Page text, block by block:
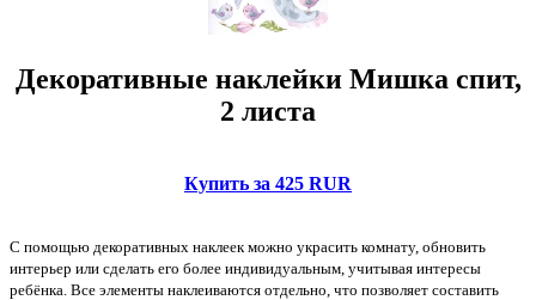
Декоративные наклейки Мишка спит,
2 листа
Купить за 425 RUR
С помощью декоративных наклеек можно украсить комнату, обновить
интерьер или сделать его более индивидуальным, учитывая интересы
ребёнка. Все элементы наклеиваются отдельно, что позволяет составить